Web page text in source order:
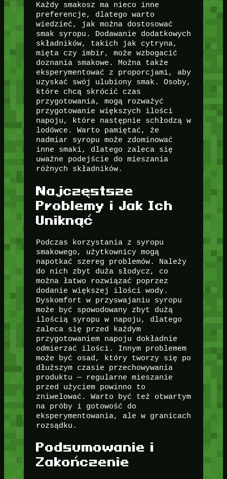
Każdy smakosz ma nieco inne
preferencje, dlatego warto
wiedzieć, jak można dostosować
smak syropu. Dodawanie dodatkowych
składników, takich jak cytryna,
mięta czy imbir, może wzbogacić
doznania smakowe. Można także
eksperymentować z proporcjami, aby
uzyskać swój ulubiony smak. Osoby,
które chcą skrócić czas
przygotowania, mogą rozważyć
przygotowanie większych ilości
napoju, które następnie schłodzą w
lodówce. Warto pamiętać, że
nadmiar syropu może zdominować
inne smaki, dlatego zaleca się
uważne podejście do mieszania
różnych składników.
Najczęstsze
Problemy i Jak Ich
Uniknąć
Podczas korzystania z syropu
smakowego, użytkownicy mogą
napotkać szereg problemów. Należy
do nich zbyt duża słodycz, co
można łatwo rozwiązać poprzez
dodanie większej ilości wody.
Dyskomfort w przyswajaniu syropu
może być spowodowany zbyt dużą
ilością syropu w napoju, dlatego
zaleca się przed każdym
przygotowaniem napoju dokładnie
odmierzać ilości. Innym problemem
może być osad, który tworzy się po
dłuższym czasie przechowywania
produktu — regularne mieszanie
przed użyciem powinno to
zniwelować. Warto być też otwartym
na próby i gotowość do
eksperymentowania, ale w granicach
rozsądku.
Podsumowanie i
Zakończenie